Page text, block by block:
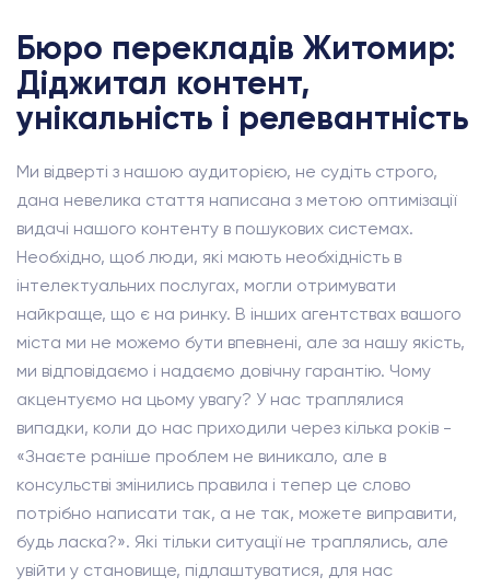
Бюро перекладів Житомир:
Діджитал контент,
унікальність і релевантність
Ми відверті з нашою аудиторією, не судіть строго,
дана невелика стаття написана з метою оптимізації
видачі нашого контенту в пошукових системах.
Необхідно, щоб люди, які мають необхідність в
інтелектуальних послугах, могли отримувати
найкраще, що є на ринку. В інших агентствах вашого
міста ми не можемо бути впевнені, але за нашу якість,
ми відповідаємо і надаємо довічну гарантію. Чому
акцентуємо на цьому увагу? У нас траплялися
випадки, коли до нас приходили через кілька років -
«Знаєте раніше проблем не виникало, але в
консульстві змінились правила і тепер це слово
потрібно написати так, а не так, можете виправити,
будь ласка?». Які тільки ситуації не траплялись, але
увійти у становище, підлаштуватися, для нас